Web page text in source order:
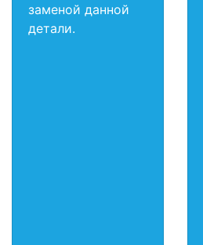
заменой данной
детали.